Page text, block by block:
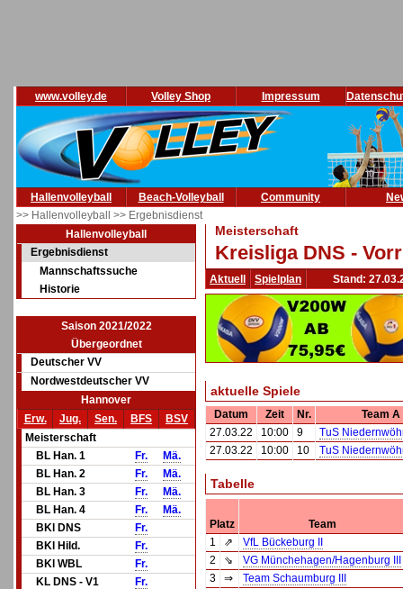
www.volley.de Volley Shop Impressum
Hallenvolleyball Beach-Volleyball Community
>> Hallenvolleyball >> Ergebnisdienst
Hallenvolleyball
Ergebnisdienst
Mannschaftssuche
Historie
Saison 2021/2022
Übergeordnet
Deutscher VV
Nordwestdeutscher VV
Hannover
Erw.
Jug. Sen. BFS
BSV
Meisterschaft
BL Han. 1
Fr.
Mä.
BL Han. 2
Fr.
Mä.
BL Han. 3
Fr.
Mä.
BL Han. 4
Fr.
Mä.
BKl DNS
Fr.
BKl Hild.
Fr.
BKl WBL
Fr.
KL DNS - V1
Fr.
Meisterschaft
Kreisliga DNS -
Aktuell Spielplan Stand:
aktuelle Spiele
Datum Zeit Nr.
Team A
27.03.22
10:00 9
TuS
27.03.22
10:00 10 TuS
Tabelle
Platz
Team
1
⇗
VfL Bückeburg II
2
⇘
VG Münchehagen/Hagenburg III
3
⇒
Team Schaumburg III